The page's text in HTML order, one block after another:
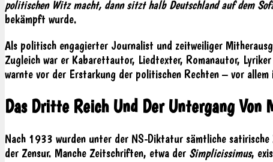
politischen Witz macht, dann sitzt halb Deutschland auf dem
bekämpft wurde.
Als politisch engagierter Journalist und zeitweiliger
Zugleich war er Kabarettautor, Liedtexter, Romanautor,
warnte vor der Erstarkung der politischen Rechten – vor
Das Dritte Reich Und Der Untergang
Nach 1933 wurden unter der NS-Diktatur sämtliche
der Zensur. Manche Zeitschriften, etwa der Simplicissimus,